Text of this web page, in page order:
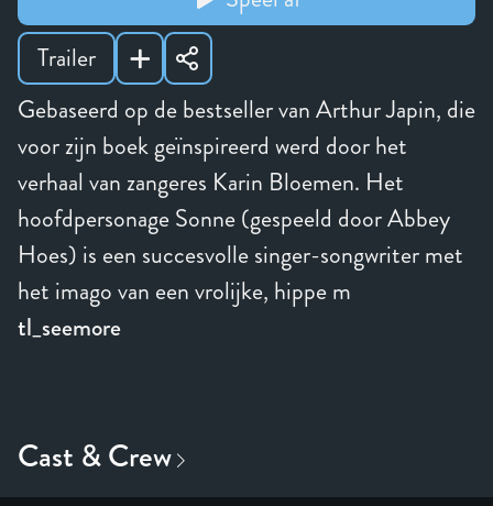
Gebaseerd op de bestseller van Arthur Japin, die
voor zijn boek geïnspireerd werd door het
verhaal van zangeres Karin Bloemen. Het
hoofdpersonage Sonne (gespeeld door Abbey
Hoes) is een succesvolle singer-songwriter met
het imago van een vrolijke, hippe m
tl_seemore
Trailer